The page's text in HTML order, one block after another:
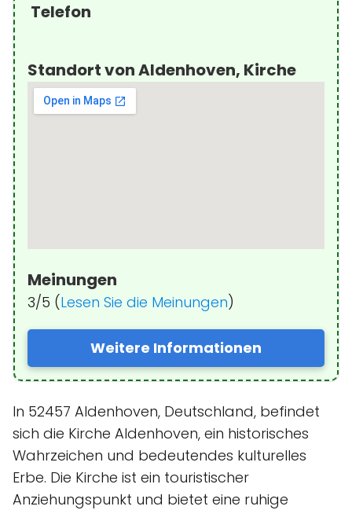
Telefon
Standort von Aldenhoven, Kirche
Meinungen
3/5 (Lesen Sie die Meinungen)
Weitere Informationen
In 52457 Aldenhoven, Deutschland, befindet
sich die Kirche Aldenhoven, ein historisches
Wahrzeichen und bedeutendes kulturelles
Erbe. Die Kirche ist ein touristischer
Anziehungspunkt und bietet eine ruhige